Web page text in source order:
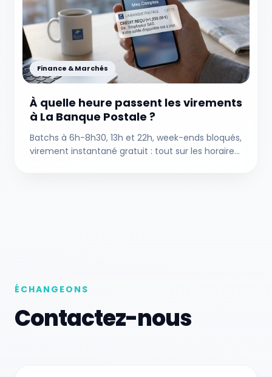
Finance & Marchés
À quelle heure passent les virements
à La Banque Postale ?
Batchs à 6h-8h30, 13h et 22h, week-ends bloqués,
virement instantané gratuit : tout sur les horaires
ÉCHANGEONS
Contactez-nous